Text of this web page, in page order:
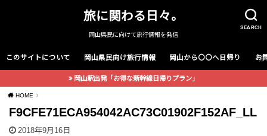
SEARCH
旅に関わる日々。
岡山県民に向けて旅行情報を発信
このサイトについて 岡山県民向け旅行情報 岡山から〇〇へ日帰り お
岡山駅出発「お得な新幹線日帰りプラン」
HOME
F9CFE71ECA954042AC73C01902F152AF_LL
2018年9月16日